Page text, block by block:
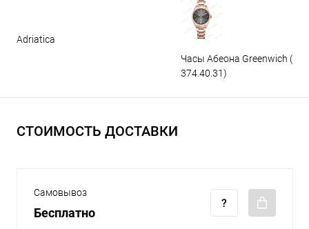
Adriatica
Часы Абеона Greenwich (GW
374.40.31)
СТОИМОСТЬ ДОСТАВКИ
Самовывоз
Бесплатно